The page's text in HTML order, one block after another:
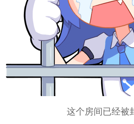
这个房间已经被